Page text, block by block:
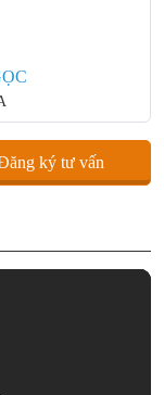
ký tư vấn